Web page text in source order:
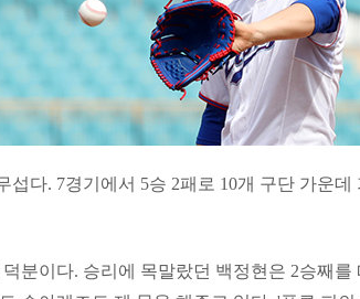
섭다. 7경기에서 5승 2패로 10개 구단 가운
분이다. 승리에 목말랐던 백정현은 2승째를